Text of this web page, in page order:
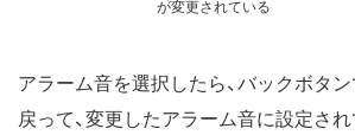
が変更されている
アラーム音を選択したら、バックボタ
戻って、変更したアラーム音に設定さ